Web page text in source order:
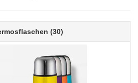
(30)